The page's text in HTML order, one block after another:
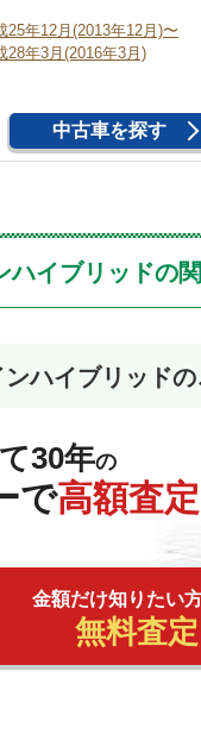
25年12月(2013年12月)〜
28年3月(2016年3月)
中古車を探す
ハイブリッドの
ハイブリッド
30年の
で高額査定
金額だけ知りたい
無料査定